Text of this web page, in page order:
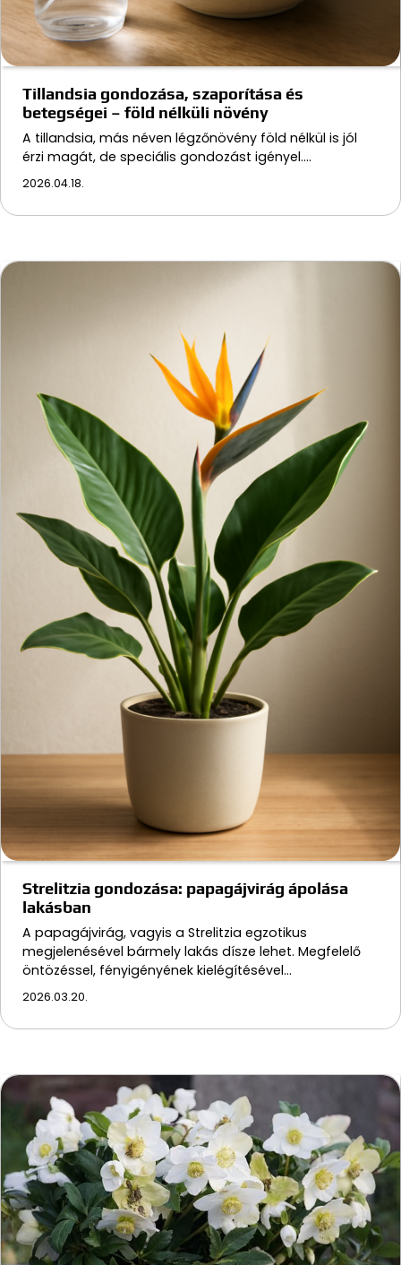
Tillandsia gondozása, szaporítása és
betegségei – föld nélküli növény
A tillandsia, más néven légzőnövény föld nélkül is jól
érzi magát, de speciális gondozást igényel.…
2026.04.18.
Strelitzia gondozása: papagájvirág ápolása
lakásban
A papagájvirág, vagyis a Strelitzia egzotikus
megjelenésével bármely lakás dísze lehet. Megfelelő
öntözéssel, fényigényének kielégítésével…
2026.03.20.